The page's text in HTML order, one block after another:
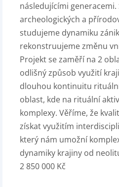
následujícími generacemi.
archeologických a
studujeme dynamiku
rekonstruujeme změnu
Projekt se zaměří na 2
odlišný způsob využití
dlouhou kontinuitu
oblast, kde na rituální
komplexy. Věříme, že
získat využitím
který nám umožní
dynamiky krajiny od
2 850 000 Kč